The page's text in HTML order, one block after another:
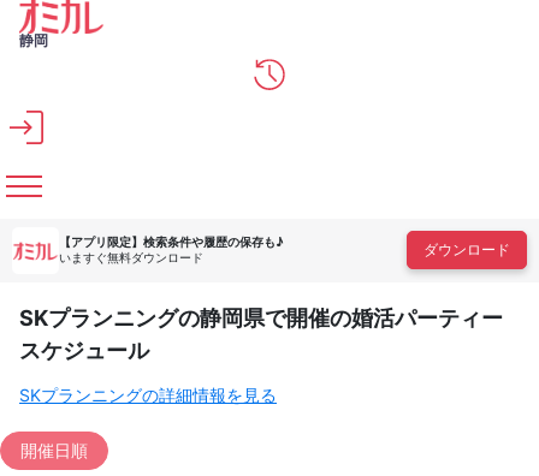
メインコンテンツへスキップ
静岡
【アプリ限定】 検索条件や履歴の保存も♪
いますぐ無料ダウンロード
ダウンロード
SKプランニングの静岡県で開催の婚活パーティー
スケジュール
SKプランニングの詳細情報を見る
開催日順